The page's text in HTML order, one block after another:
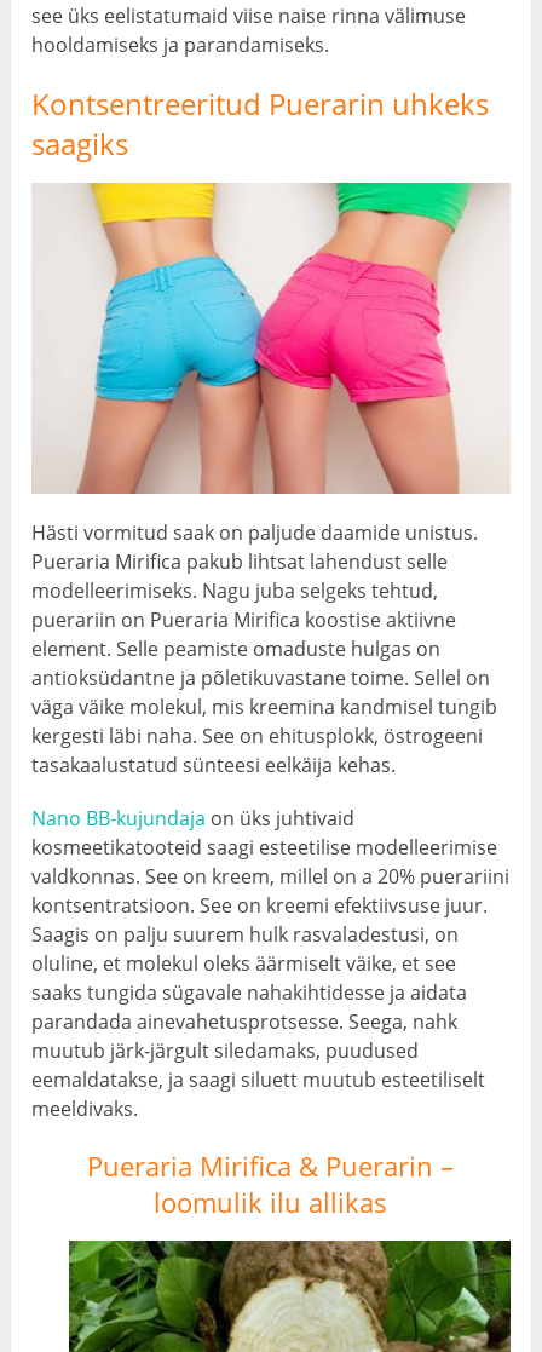
see üks eelistatumaid viise naise rinna välimuse
hooldamiseks ja parandamiseks.
Kontsentreeritud Puerarin uhkeks
saagiks
Hästi vormitud saak on paljude daamide unistus.
Pueraria Mirifica pakub lihtsat lahendust selle
modelleerimiseks. Nagu juba selgeks tehtud,
puerariin on Pueraria Mirifica koostise aktiivne
element. Selle peamiste omaduste hulgas on
antioksüdantne ja põletikuvastane toime. Sellel on
väga väike molekul, mis kreemina kandmisel tungib
kergesti läbi naha. See on ehitusplokk, östrogeeni
tasakaalustatud sünteesi eelkäija kehas.
Nano BB-kujundaja on üks juhtivaid
kosmeetikatooteid saagi esteetilise modelleerimise
valdkonnas. See on kreem, millel on a 20% puerariini
kontsentratsioon. See on kreemi efektiivsuse juur.
Saagis on palju suurem hulk rasvaladestusi, on
oluline, et molekul oleks äärmiselt väike, et see
saaks tungida sügavale nahakihtidesse ja aidata
parandada ainevahetusprotsesse. Seega, nahk
muutub järk-järgult siledamaks, puudused
eemaldatakse, ja saagi siluett muutub esteetiliselt
meeldivaks.
Pueraria Mirifica & Puerarin –
loomulik ilu allikas